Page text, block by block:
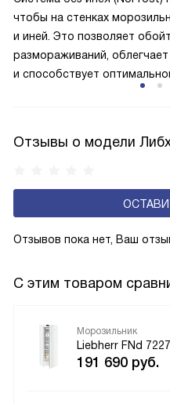
лучше работает «мотор»
и быстрее происходит
меньше электроэнергии.
чтобы на стенках
и иней. Это позволяет
размораживаний,
и способствует
камеры.
Отзывы о модели
Отзывов пока нет, Ваш
С этим товаром
Морозильник
Liebherr FNd 7227
191 690 руб.